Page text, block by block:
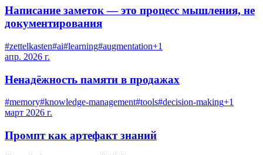
Написание заметок — это процесс мышления, не
документирования
#zettelkasten#ai#learning#augmentation+1
апр. 2026 г.
Ненадёжность памяти в продажах
#memory#knowledge-management#tools#decision-making+1
март 2026 г.
Промпт как артефакт знаний